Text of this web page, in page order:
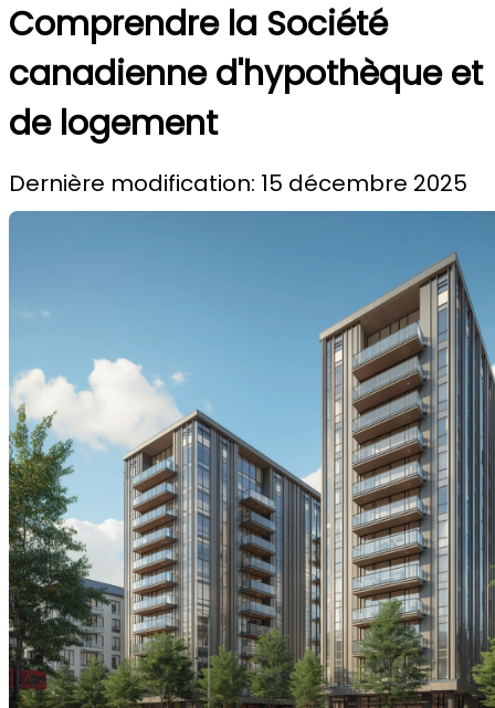
Comprendre la Société
canadienne d'hypothèque et
de logement
Dernière modification: 15 décembre 2025